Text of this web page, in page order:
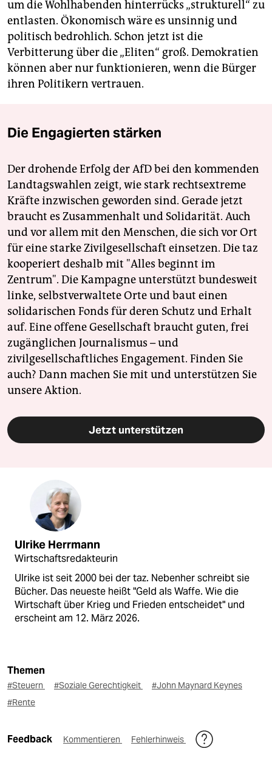
um die Wohlhabenden hinterrücks „strukturell“ zu
entlasten. Ökonomisch wäre es unsinnig und
politisch bedrohlich. Schon jetzt ist die
Verbitterung über die „Eliten“ groß. Demokratien
können aber nur funktionieren, wenn die Bürger
ihren Politikern vertrauen.
Die Engagierten stärken
Der drohende Erfolg der AfD bei den kommenden
Landtagswahlen zeigt, wie stark rechtsextreme
Kräfte inzwischen geworden sind. Gerade jetzt
braucht es Zusammenhalt und Solidarität. Auch
und vor allem mit den Menschen, die sich vor Ort
für eine starke Zivilgesellschaft einsetzen. Die taz
kooperiert deshalb mit "Alles beginnt im
Zentrum". Die Kampagne unterstützt bundesweit
linke, selbstverwaltete Orte und baut einen
solidarischen Fonds für deren Schutz und Erhalt
auf. Eine offene Gesellschaft braucht guten, frei
zugänglichen Journalismus – und
zivilgesellschaftliches Engagement. Finden Sie
auch? Dann machen Sie mit und unterstützen Sie
unsere Aktion.
Jetzt unterstützen
Ulrike Herrmann
Wirtschaftsredakteurin
Ulrike ist seit 2000 bei der taz. Nebenher schreibt sie
Bücher. Das neueste heißt "Geld als Waffe. Wie die
Wirtschaft über Krieg und Frieden entscheidet" und
erscheint am 12. März 2026.
Themen
#Steuern #Soziale Gerechtigkeit
#John Maynard Keynes
#Rente
Feedback Kommentieren Fehlerhinweis